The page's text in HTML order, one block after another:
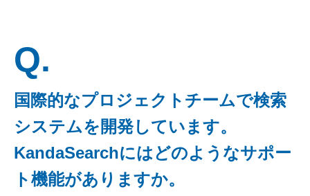
Q.
国際的なプロジェクトチームで検索
システムを開発しています。
KandaSearchにはどのようなサポー
ト機能がありますか。